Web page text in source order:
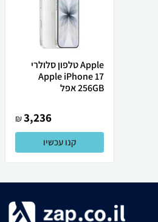
Apple טלפון סלולרי
Apple iPhone 17
256GB אפל
3,236
₪
קנו עכשיו